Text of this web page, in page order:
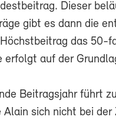
Dieser
gibt es dann die
das 50-
erfolgt auf der
Beitragsjahr führt
Alain sich nicht bei